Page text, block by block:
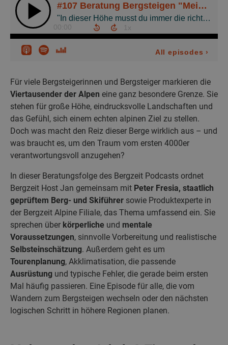
Für viele Bergsteigerinnen und Bergsteiger markieren die
Viertausender der Alpen eine ganz besondere Grenze. Sie
stehen für große Höhe, eindrucksvolle Landschaften und
das Gefühl, sich einem echten alpinen Ziel zu stellen.
Doch was macht den Reiz dieser Berge wirklich aus – und
was braucht es, um den Traum vom ersten 4000er
verantwortungsvoll anzugehen?
In dieser Beratungsfolge des Bergzeit Podcasts ordnet
Bergzeit Host Jan gemeinsam mit Peter Fresia, staatlich
geprüftem Berg- und Skiführer sowie Produktexperte in
der Bergzeit Alpine Filiale, das Thema umfassend ein. Sie
sprechen über körperliche und mentale
Voraussetzungen, sinnvolle Vorbereitung und realistische
Selbsteinschätzung. Außerdem geht es um
Tourenplanung, Akklimatisation, die passende
Ausrüstung und typische Fehler, die gerade beim ersten
Mal häufig passieren. Eine Episode für alle, die vom
Wandern zum Bergsteigen wechseln oder den nächsten
logischen Schritt in höhere Regionen planen.